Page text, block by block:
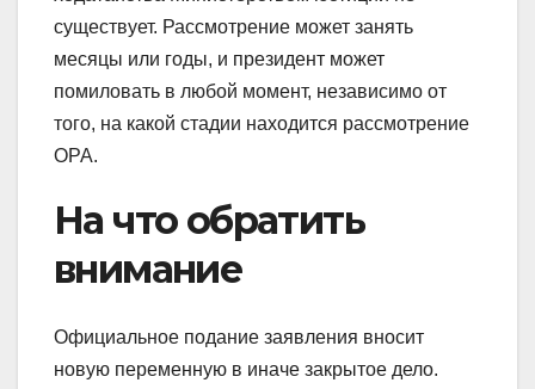
существует. Рассмотрение может занять
месяцы или годы, и президент может
помиловать в любой момент, независимо от
того, на какой стадии находится рассмотрение
OPA.
На что обратить
внимание
Официальное подание заявления вносит
новую переменную в иначе закрытое дело.